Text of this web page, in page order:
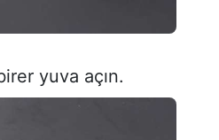
yuva açın.